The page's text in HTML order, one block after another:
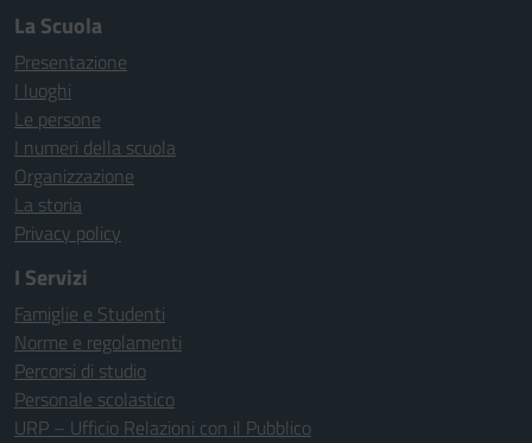
La Scuola
Presentazione
I luoghi
Le persone
I numeri della scuola
Organizzazione
La storia
Privacy policy
I Servizi
Famiglie e Studenti
Norme e regolamenti
Percorsi di studio
Personale scolastico
URP – Ufficio Relazioni con il Pubblico